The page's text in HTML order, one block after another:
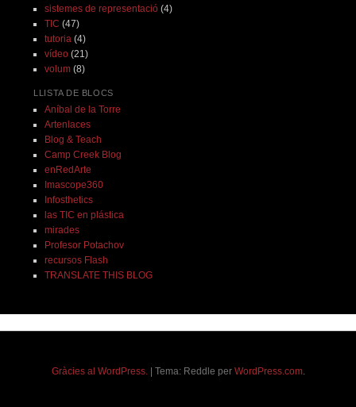
sistemes de representació(4)
TIC (47)
tutoria(4)
vídeo(21)
volum(8)
LLISTA DE BLOCS
Aníbal de la Torre
Artenlaces
Blog & Teach
Camp Creek Blog
enRedArte
Imascope360
Infosthetics
las TIC en plástica
mirades
Profesor Potachov
recursos Flash
TRANSLATE THIS BLOG
Gràcies al WordPress. Tema: Reddle per WordPress.com.